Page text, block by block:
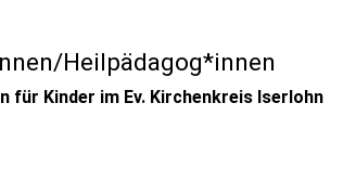
Heilpädagog*innen
für Kinder im Ev. Kirchenkreis Iserlohn